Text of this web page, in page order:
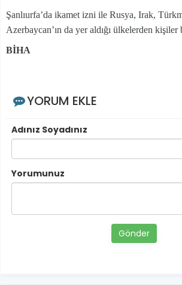
Şanlıurfa’da ikamet izni ile Rusya, Irak,
Azerbaycan’ın da yer aldığı ülkelerden
BİHA
YORUM EKLE
Adınız Soyadınız
Yorumunuz
Gönder